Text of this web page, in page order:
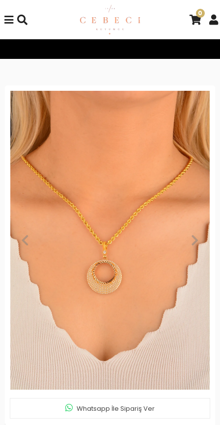
0
Whatsapp İle Sipariş Ver